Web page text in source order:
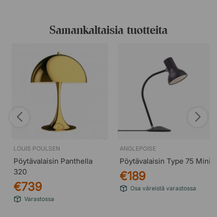
ihmisen havaintoihin ja valontarpeisiin. Vuonna 1925 Poul
brändin kanssa, jossa hänen perintönsä elää edelleen.
Samankaltaisia tuotteita
LOUIS POULSEN
Pöytävalaisin Panthella
320
€739
Varastossa
ANGLEPOISE
Pöytävalaisin Type 75 Mini
€189
Osa väreistä varastossa